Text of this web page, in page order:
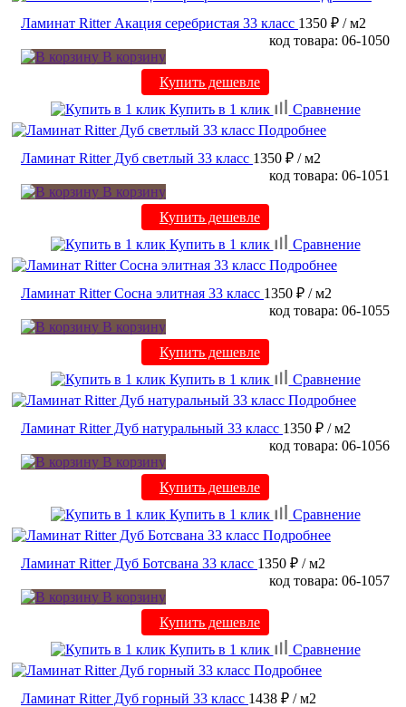
Ламинат Ritter Акация серебристая 33 класс 1350 ₽ / м2
код товара: 06-1050
В корзину
Купить дешевле
Купить в 1 клик
Сравнение
Подробнее
Ламинат Ritter Дуб светлый 33 класс 1350 ₽ / м2
код товара: 06-1051
В корзину
Купить дешевле
Купить в 1 клик
Сравнение
Подробнее
Ламинат Ritter Сосна элитная 33 класс 1350 ₽ / м2
код товара: 06-1055
В корзину
Купить дешевле
Купить в 1 клик
Сравнение
Подробнее
Ламинат Ritter Дуб натуральный 33 класс 1350 ₽ / м2
код товара: 06-1056
В корзину
Купить дешевле
Купить в 1 клик
Сравнение
Подробнее
Ламинат Ritter Дуб Ботсвана 33 класс 1350 ₽ / м2
код товара: 06-1057
В корзину
Купить дешевле
Купить в 1 клик
Сравнение
Подробнее
Ламинат Ritter Дуб горный 33 класс 1438 ₽ / м2